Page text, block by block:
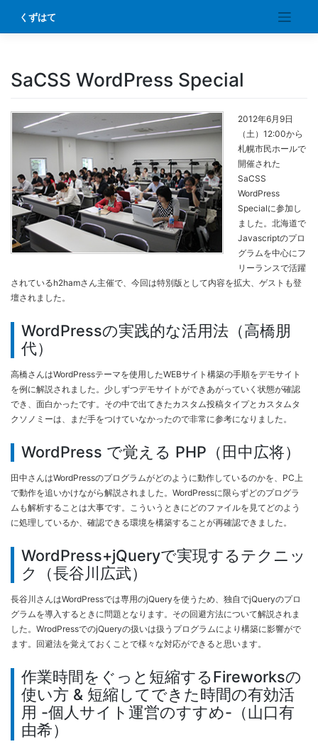
content
くずはて
SaCSS WordPress Special
2012年6月9日
（土）12:00から
札幌市民ホールで
開催された
SaCSS
WordPress
Specialに参加し
ました。北海道で
Javascriptのプロ
グラムを中心にフ
リーランスで活躍
されているh2hamさん主催で、今回は特別版として内容を拡大、ゲストも登
壇されました。
WordPressの実践的な活用法（高橋朋
代）
高橋さんはWordPressテーマを使用したWEBサイト構築の手順をデモサイト
を例に解説されました。少しずつデモサイトができあがっていく状態が確認
でき、面白かったです。その中で出てきたカスタム投稿タイプとカスタムタ
クソノミーは、まだ手をつけていなかったので非常に参考になりました。
WordPress で覚える PHP（田中広将）
田中さんはWordPressのプログラムがどのように動作しているのかを、PC上
で動作を追いかけながら解説されました。WordPressに限らずどのプログラ
ムも解析することは大事です。こういうときにどのファイルを見てどのよう
に処理しているか、確認できる環境を構築することが再確認できました。
WordPress+jQueryで実現するテクニッ
ク（長谷川広武）
長谷川さんはWordPressでは専用のjQueryを使うため、独自でjQueryのプロ
グラムを導入するときに問題となります。その回避方法について解説されま
した。WrodPressでのjQueryの扱いは扱うプログラムにより構築に影響がで
ます。回避法を覚えておくことで様々な対応ができると思います。
作業時間をぐっと短縮するFireworksの
使い方 & 短縮してできた時間の有効活
用 -個人サイト運営のすすめ-（山口有
由希）